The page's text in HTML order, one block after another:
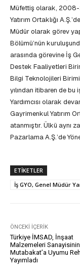
Müfettiş olarak, 2008-
Yatırım Ortaklığı
Müdür olarak görev
Bölümü’nün
arasında görevine İş
Destek Faaliyetleri
Bilgi Teknolojileri
yılından itibaren de
Yardımcısı olarak
Gayrimenkul Yatırım
atanmıştır. Ülkü aynı
Pazarlama A.Ş.’de
ETIKETLER
İş GYO, Genel Müdür
ÖNCEKI İÇERIK
Türkiye İMSAD, İnşaat
Malzemeleri Sanayisinin
Mutabakat’a Uyumu
Yayımladı